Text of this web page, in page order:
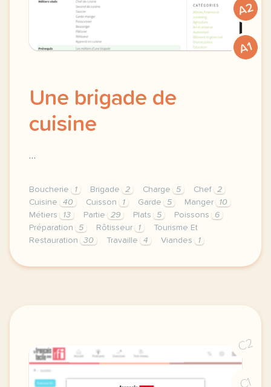
A2
A1
Une brigade de
cuisine
…
Boucherie 1 Brigade 2 Charge 5 Chef
2
Cuisine
40 Cuisson 1 Garde 5 Manger
10
Métiers
13 Partie 29 Plats 5 Poissons
6
Préparation
5 Rôtisseur 1
Tourisme Et
Restauration
30 Travaille 4 Viandes 1
theme tourisme et restauration duree 75 minutes
C2
C1